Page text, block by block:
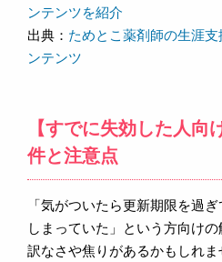
ンテンツを紹介
出典： ためとこ薬剤師の生涯
ンテンツ
【すでに失効した人向
件と注意点
「気がついたら更新期限を過
しまっていた」という方向け
訳なさや焦りがあるかもしれ